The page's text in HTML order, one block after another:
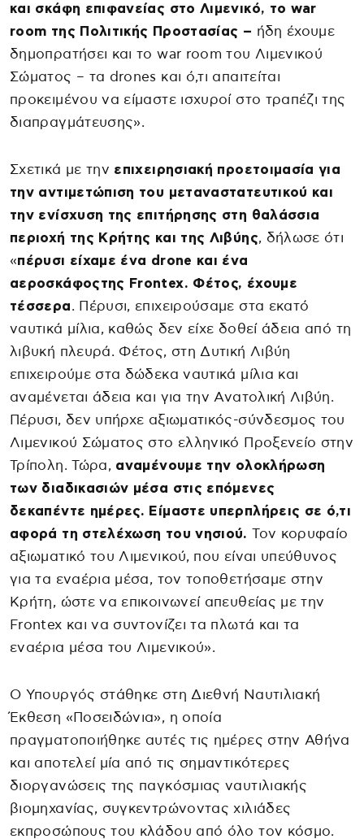
και σκάφη επιφανείας στο Λιμενικό, το war
room της Πολιτικής Προστασίας – ήδη έχουμε
δημοπρατήσει και το war room του Λιμενικού
Σώματος – τα drones και ό,τι απαιτείται
προκειμένου να είμαστε ισχυροί στο τραπέζι της
διαπραγμάτευσης».
Σχετικά με την επιχειρησιακή προετοιμασία για
την αντιμετώπιση του μεταναστατευτικού και
την ενίσχυση της επιτήρησης στη θαλάσσια
περιοχή της Κρήτης και της Λιβύης, δήλωσε ότι
«πέρυσι είχαμε ένα drone και ένα
αεροσκάφοςτης Frontex. Φέτος, έχουμε
τέσσερα. Πέρυσι, επιχειρούσαμε στα εκατό
ναυτικά μίλια, καθώς δεν είχε δοθεί άδεια από τη
λιβυκή πλευρά. Φέτος, στη Δυτική Λιβύη
επιχειρούμε στα δώδεκα ναυτικά μίλια και
αναμένεται άδεια και για την Ανατολική Λιβύη.
Πέρυσι, δεν υπήρχε αξιωματικός-σύνδεσμος του
Λιμενικού Σώματος στο ελληνικό Προξενείο στην
Τρίπολη. Τώρα, αναμένουμε την ολοκλήρωση
των διαδικασιών μέσα στις επόμενες
δεκαπέντε ημέρες. Είμαστε υπερπλήρεις σε ό,τι
αφορά τη στελέχωση του νησιού. Τον κορυφαίο
αξιωματικό του Λιμενικού, που είναι υπεύθυνος
για τα εναέρια μέσα, τον τοποθετήσαμε στην
Κρήτη, ώστε να επικοινωνεί απευθείας με την
Frontex και να συντονίζει τα πλωτά και τα
εναέρια μέσα του Λιμενικού».
Ο Υπουργός στάθηκε στη Διεθνή Ναυτιλιακή
Έκθεση «Ποσειδώνια», η οποία
πραγματοποιήθηκε αυτές τις ημέρες στην Αθήνα
και αποτελεί μία από τις σημαντικότερες
διοργανώσεις της παγκόσμιας ναυτιλιακής
βιομηχανίας, συγκεντρώνοντας χιλιάδες
εκπροσώπους του κλάδου από όλο τον κόσμο.